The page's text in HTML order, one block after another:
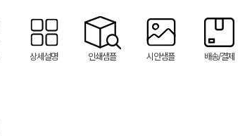
상세설명 인쇄샘플 시안샘플 배송/결제